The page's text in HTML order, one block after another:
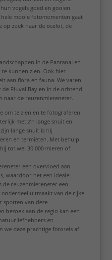
vogels goed en gooien
mooie fotomomenten gaat
op zoek naar de ocelot, de
in de Pantanal en
kunnen zien. Ook hier
aan flora en fauna. We varen
Piuval Bay en in de ochtend
naar de reuzenmiereneter.
om te zien en te fotograferen.
met z’n lange snuit en
lange snuit is hij
en termieten. Met behulp
tot wel 30.000 mieren of
een overvloed aan
waardoor het een ideale
reuzenmiereneter een
uitmaakt van de rijke
spotten van deze
bezoek aan de regio kan een
en
we deze prachtige fotoreis af